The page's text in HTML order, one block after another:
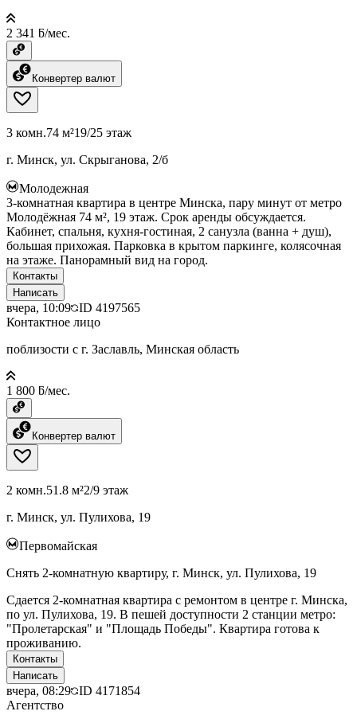
2 341 ƃ/мес.
Конвертер валют
3 комн.74 м²19/25 этаж
г. Минск, ул. Скрыганова, 2/б
Молодежная
3-комнатная квартира в центре Минска, пару минут от метро
Молодёжная 74 м², 19 этаж. Срок аренды обсуждается.
Кабинет, спальня, кухня-гостиная, 2 санузла (ванна + душ),
большая прихожая. Парковка в крытом паркинге, колясочная
на этаже. Панорамный вид на город.
Контакты
Написать
вчера, 10:09 ID 4197565
Контактное лицо
поблизости с г. Заславль, Минская область
1 800 ƃ/мес.
Конвертер валют
2 комн.51.8 м²2/9 этаж
г. Минск, ул. Пулихова, 19
Первомайская
Снять 2-комнатную квартиру, г. Минск, ул. Пулихова, 19
Сдается 2-комнатная квартира с ремонтом в центре г. Минска,
по ул. Пулихова, 19. В пешей доступности 2 станции метро:
"Пролетарская" и "Площадь Победы". Квартира готова к
проживанию.
Контакты
Написать
вчера, 08:29 ID 4171854
Агентство